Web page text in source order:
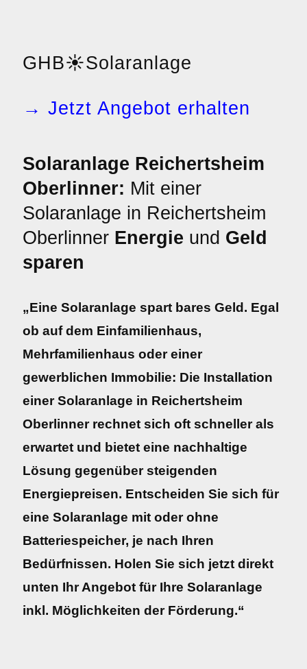
GHB☀️Solaranlage
→ Jetzt Angebot erhalten
Solaranlage Reichertsheim
Oberlinner: Mit einer
Solaranlage in Reichertsheim
Oberlinner Energie und Geld
sparen
„Eine Solaranlage spart bares Geld. Egal
ob auf dem Einfamilienhaus,
Mehrfamilienhaus oder einer
gewerblichen Immobilie: Die Installation
einer Solaranlage in Reichertsheim
Oberlinner rechnet sich oft schneller als
erwartet und bietet eine nachhaltige
Lösung gegenüber steigenden
Energiepreisen. Entscheiden Sie sich für
eine Solaranlage mit oder ohne
Batteriespeicher, je nach Ihren
Bedürfnissen. Holen Sie sich jetzt direkt
unten Ihr Angebot für Ihre Solaranlage
inkl. Möglichkeiten der Förderung.“